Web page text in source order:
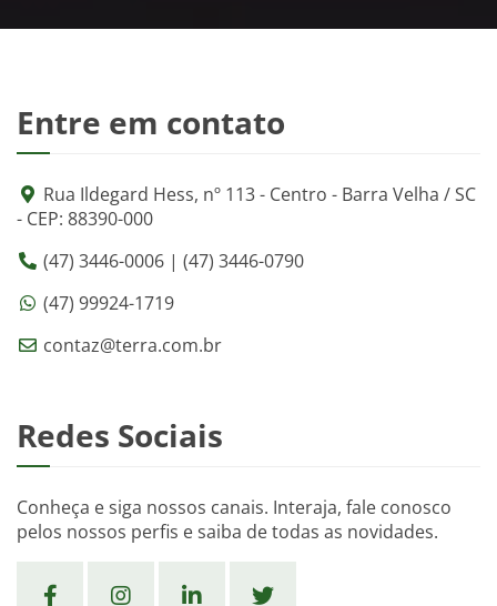
Entre em contato
Rua Ildegard Hess, nº 113 - Centro - Barra Velha / SC
- CEP: 88390-000
(47) 3446-0006 | (47) 3446-0790
(47) 99924-1719
contaz@terra.com.br
Redes Sociais
Conheça e siga nossos canais. Interaja, fale conosco
pelos nossos perfis e saiba de todas as novidades.